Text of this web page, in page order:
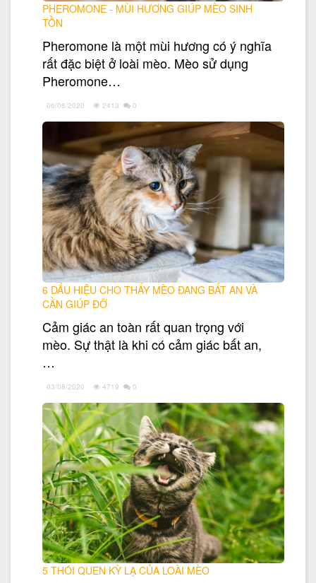
PHEROMONE - MÙI HƯƠNG GIÚP MÈO SINH
TỒN
Pheromone là một mùi hương có ý nghĩa
rất đặc biệt ở loài mèo. Mèo sử dụng
Pheromone…
06/08/2020 2413 0
6 DẤU HIỆU CHO THẤY MÈO ĐANG BẤT AN VÀ
CẦN GIÚP ĐỠ
Cảm giác an toàn rất quan trọng với
mèo. Sự thật là khi có cảm giác bất an,
…
03/08/2020 4719 0
5 THÓI QUEN KỲ LẠ CỦA LOÀI MÈO